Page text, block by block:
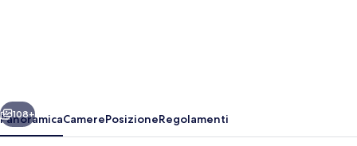
Avanti
108+
PanoramicaCamerePosizioneRegolamenti